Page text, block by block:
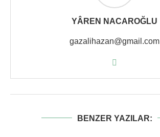
YÂREN NACAROĞLU
gazalihazan@gmail.com
BENZER YAZILAR: